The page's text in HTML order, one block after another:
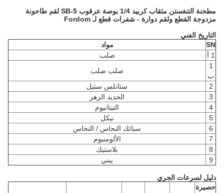
مطحنة التنغستن مثقاب كربيد 1/4 بوصة عرقوب SB-5 لقم طاحونة
مزدوجة القطع ولقم دوارة - شفرات قطع لـ Fordom
التاريخ الفني
SN
مواد
صلب
ب
صلب صلب
2
ستانلس ستيل
3
الحديد الزهر
4
التيتانيوم
5
نيكل
6
سبائك النحاس / النحاس
7
الألومنيوم
8
بلاستيك
9
يبني
دليل لسرعات الجري
حصيرة